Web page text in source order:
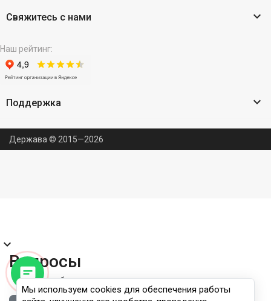
Свяжитесь с нами 
Наш рейтинг:
Поддержка 
Держава © 2015—2026
Мы используем cookies для обеспечения работы
expand_more
Вопросы
Правила публикации